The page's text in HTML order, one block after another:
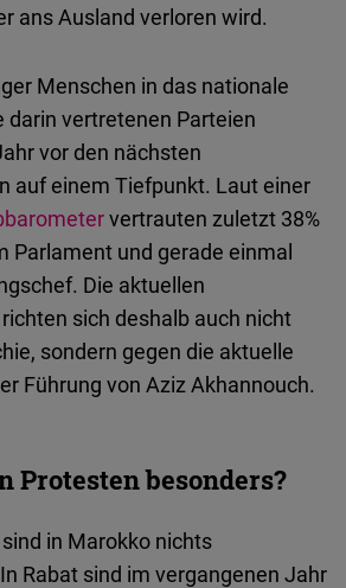
ans Ausland verloren wird.
Menschen in das nationale
darin vertretenen Parteien
vor den nächsten
auf einem Tiefpunkt. Laut einer
vertrauten zuletzt 38%
Parlament und gerade einmal
Die aktuellen
sich deshalb auch nicht
sondern gegen die aktuelle
Führung von Aziz Akhannouch.
Protesten besonders?
in Marokko nichts
Rabat sind im vergangenen Jahr